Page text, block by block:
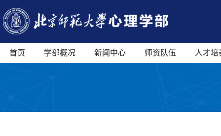
首页 学部概况 新闻中心 师资队伍 人才培